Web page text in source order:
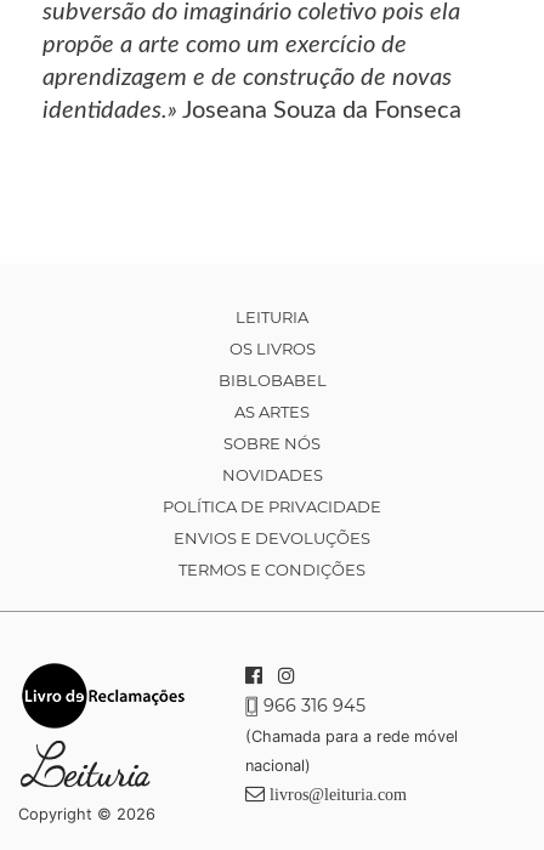
subversão do imaginário coletivo pois ela
propõe a arte como um exercício de
aprendizagem e de construção de novas
identidades.» Joseana Souza da Fonseca
LEITURIA
OS LIVROS
BIBLOBABEL
AS ARTES
SOBRE NÓS
NOVIDADES
POLÍTICA DE PRIVACIDADE
ENVIOS E DEVOLUÇÕES
TERMOS E CONDIÇÕES
Copyright © 2026
966 316 945
(Chamada para a rede móvel
nacional)
livros@leituria.com